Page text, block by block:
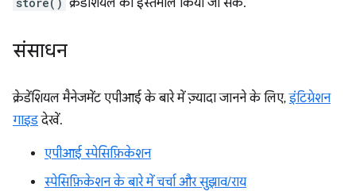
संसाधन
क्रेडेंशियल मैनेजमेंट एपीआई के बारे में ज़्यादा जानने के लिए,इंटिग्रेशन
गाइडदेखें.
एपीआई स्पेसिफ़िकेशन
स्पेसिफ़िकेशन के बारे में चर्चा और सुझाव/राय